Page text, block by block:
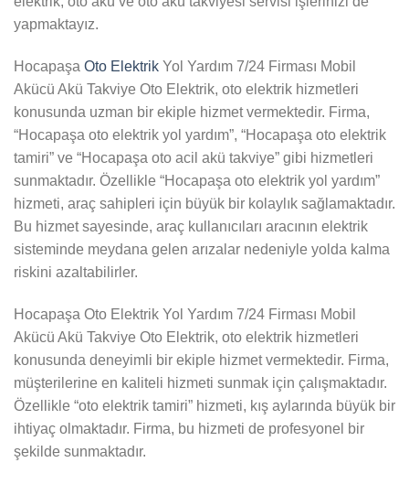
yapmaktayız.
Hocapaşa Oto Elektrik Yol Yardım 7/24 Firması Mobil
Akücü Akü Takviye Oto Elektrik, oto elektrik hizmetleri
konusunda uzman bir ekiple hizmet vermektedir. Firma,
“Hocapaşa oto elektrik yol yardım”, “Hocapaşa oto elektrik
tamiri” ve “Hocapaşa oto acil akü takviye” gibi hizmetleri
sunmaktadır. Özellikle “Hocapaşa oto elektrik yol yardım”
hizmeti, araç sahipleri için büyük bir kolaylık sağlamaktadır.
Bu hizmet sayesinde, araç kullanıcıları aracının elektrik
sisteminde meydana gelen arızalar nedeniyle yolda kalma
riskini azaltabilirler.
Hocapaşa Oto Elektrik Yol Yardım 7/24 Firması Mobil
Akücü Akü Takviye Oto Elektrik, oto elektrik hizmetleri
konusunda deneyimli bir ekiple hizmet vermektedir. Firma,
müşterilerine en kaliteli hizmeti sunmak için çalışmaktadır.
Özellikle “oto elektrik tamiri” hizmeti, kış aylarında büyük bir
ihtiyaç olmaktadır. Firma, bu hizmeti de profesyonel bir
şekilde sunmaktadır.